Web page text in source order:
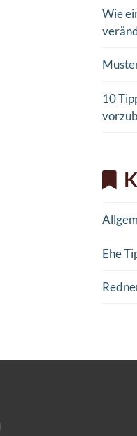
Wie
10
Ehe